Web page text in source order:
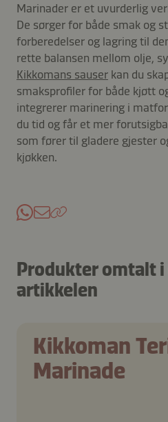
Marinader er et uvurderlig
De sørger for både smak og
forberedelser og lagring til
rette balansen mellom olje,
Kikkomans sauser kan du
smaksprofiler for både kjøtt
integrerer marinering i
du tid og får et mer
som fører til gladere gjester
kjøkken.
Produkter omtalt i
artikkelen
Kikkoman
Marinade